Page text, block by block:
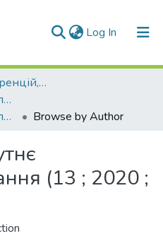
Log In (current)
Матеріали конференцій, семінарів і т.п.
Погляд у майбутнє приладобудування
Погляд у майбутнє приладобудування (13 ; 2020 ; Київ)
Browse by Author
(13 ; 2020 ;